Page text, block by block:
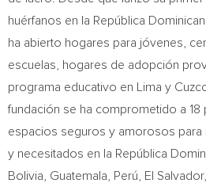
huérfanos en la República
ha abierto hogares para jóvenes,
escuelas, hogares de adopción
programa educativo en
Lima y
fundación se ha comprometido a
espacios seguros y amorosos para
y necesitados en la República
Bolivia
Guatemala , Perú, El Salvador,